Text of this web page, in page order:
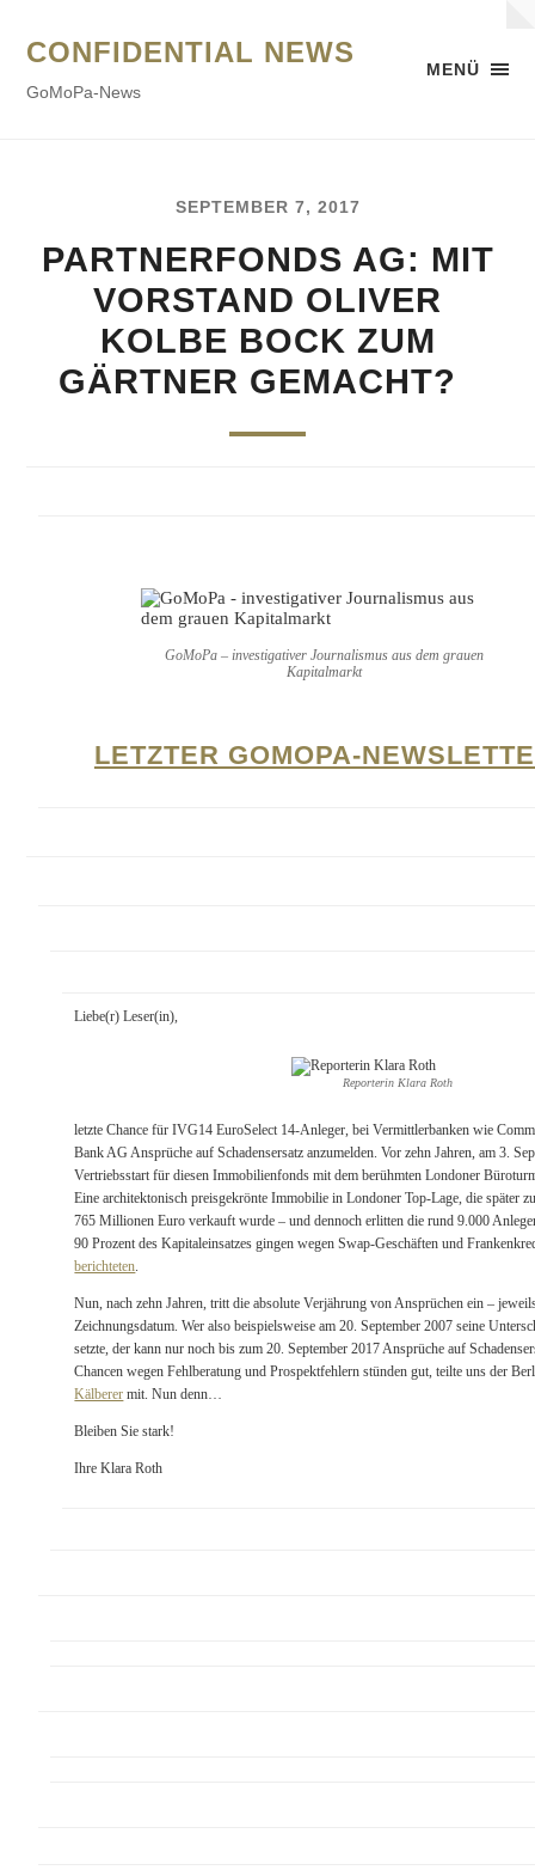
MENÜ
CONFIDENTIAL NEWS
GoMoPa-News
SEPTEMBER 7, 2017
PARTNERFONDS AG: MIT
VORSTAND OLIVER
KOLBE BOCK ZUM
GÄRTNER GEMACHT?
GoMoPa – investigativer Journalismus aus dem grauen
Kapitalmarkt
LETZTER GOMOPA-
Liebe(r) Leser(in),
Reporterin Klara Roth
letzte Chance für IVG14 EuroSelect 14-Anleger, bei Vermittlerbanken wie
Bank AG Ansprüche auf Schadensersatz anzumelden. Vor zehn Jahren, am 3.
Vertriebsstart für diesen Immobilienfonds mit dem berühmten Londoner
Eine architektonisch preisgekrönte Immobilie in Londoner Top-Lage, die später
765 Millionen Euro verkauft wurde – und dennoch erlitten die rund 9.000
90 Prozent des Kapitaleinsatzes gingen wegen Swap-Geschäften und
berichteten.
Nun, nach zehn Jahren, tritt die absolute Verjährung von Ansprüchen ein –
Zeichnungsdatum. Wer also beispielsweise am 20. September 2007 seine
setzte, der kann nur noch bis zum 20. September 2017 Ansprüche auf
Chancen wegen Fehlberatung und Prospektfehlern stünden gut, teilte uns der
Kälberer mit. Nun denn…
Bleiben Sie stark!
Ihre Klara Roth